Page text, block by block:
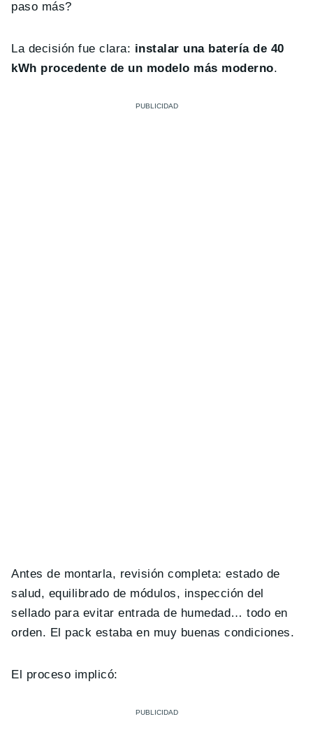
paso más?
La decisión fue clara: instalar una batería de 40
kWh procedente de un modelo más moderno.
Antes de montarla, revisión completa: estado de
salud, equilibrado de módulos, inspección del
sellado para evitar entrada de humedad… todo en
orden. El pack estaba en muy buenas condiciones.
El proceso implicó: